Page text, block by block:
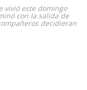
vivió este domingo
con la salida de
decidieran